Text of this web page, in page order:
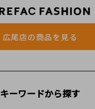
広尾店の商品を見る
キーワードから探す